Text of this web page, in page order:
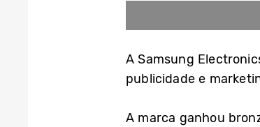
A Samsung
publicidade e
A marca ganhou